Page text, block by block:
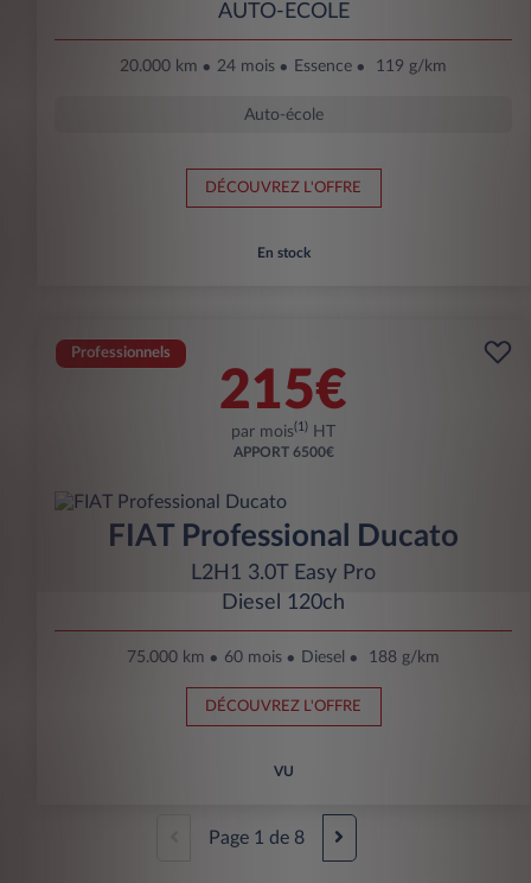
AUTO-ECOLE
20.000 km 24 mois Essence 119 g/km
Auto-école
DÉCOUVREZ L'OFFRE
En stock
Professionnels
215€
par mois(1) HT
APPORT 6500€
FIAT Professional Ducato
L2H1 3.0T Easy Pro
Diesel 120ch
75.000 km 60 mois Diesel 188 g/km
DÉCOUVREZ L'OFFRE
VU
Page 1 de 8